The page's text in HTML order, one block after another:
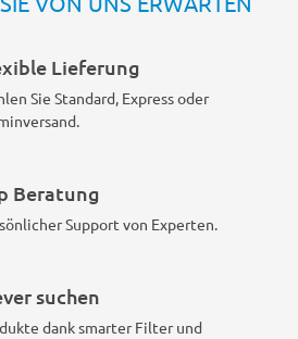
Lieferung
Sie Standard, Express oder
Beratung
Support von Experten.
suchen
dank smarter Filter und